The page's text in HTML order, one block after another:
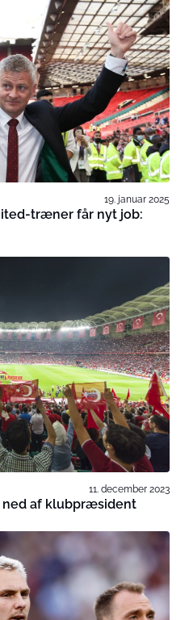
19. januar 2025
træner får nyt job:
11. december 2023
ned af klubpræsident